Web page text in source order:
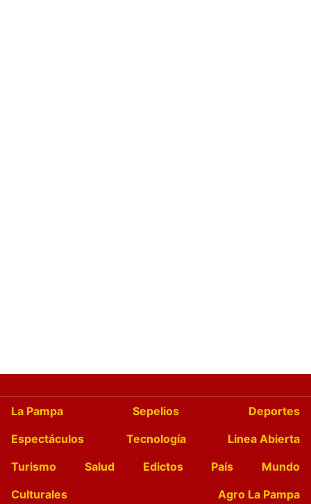
La Pampa Sepelios
Deportes
Espectáculos
Tecnología
Linea Abierta
Turismo
Salud Edictos País
Mundo
Culturales
Agro La Pampa